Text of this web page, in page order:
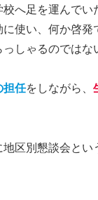
へ足を運んでい
使い、何か啓発
しゃるのではな
担任をしながら、
区別懇談会とい